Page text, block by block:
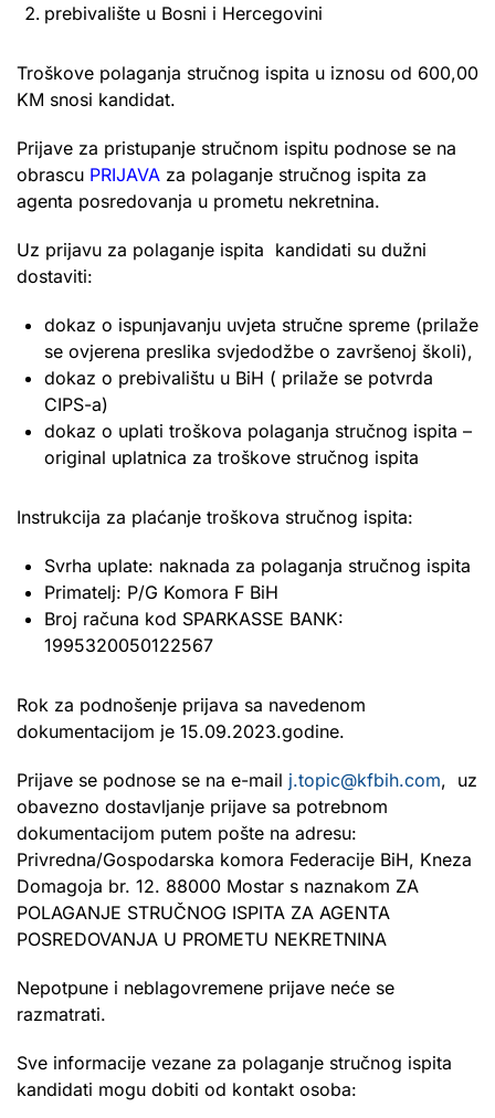
prebivalište u Bosni i Hercegovini
Troškove polaganja stručnog ispita u iznosu od 600,00
KM snosi kandidat.
Prijave za pristupanje stručnom ispitu podnose se na
obrascu PRIJAVA za polaganje stručnog ispita za
agenta posredovanja u prometu nekretnina.
Uz prijavu za polaganje ispita kandidati su dužni
dostaviti:
dokaz o ispunjavanju uvjeta stručne spreme (prilaže
se ovjerena preslika svjedodžbe o završenoj školi),
dokaz o prebivalištu u BiH ( prilaže se potvrda
CIPS-a)
dokaz o uplati troškova polaganja stručnog ispita –
original uplatnica za troškove stručnog ispita
Instrukcija za plaćanje troškova stručnog ispita:
Svrha uplate: naknada za polaganja stručnog ispita
Primatelj: P/G Komora F BiH
Broj računa kod SPARKASSE BANK:
1995320050122567
Rok za podnošenje prijava sa navedenom
dokumentacijom je 15.09.2023.godine.
Prijave se podnose se na e-mail j.topic@kfbih.com, uz
obavezno dostavljanje prijave sa potrebnom
dokumentacijom putem pošte na adresu:
Privredna/Gospodarska komora Federacije BiH, Kneza
Domagoja br. 12. 88000 Mostar s naznakom ZA
POLAGANJE STRUČNOG ISPITA ZA AGENTA
POSREDOVANJA U PROMETU NEKRETNINA
Nepotpune i neblagovremene prijave neće se
razmatrati.
Sve informacije vezane za polaganje stručnog ispita
kandidati mogu dobiti od kontakt osoba: